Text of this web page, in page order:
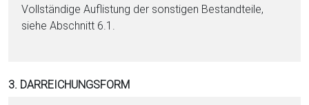
Vollständige Auflistung der sonstigen Be­stand­tei­le,
siehe Abschnitt 6.1.
3. DARREICHUNGSFORM